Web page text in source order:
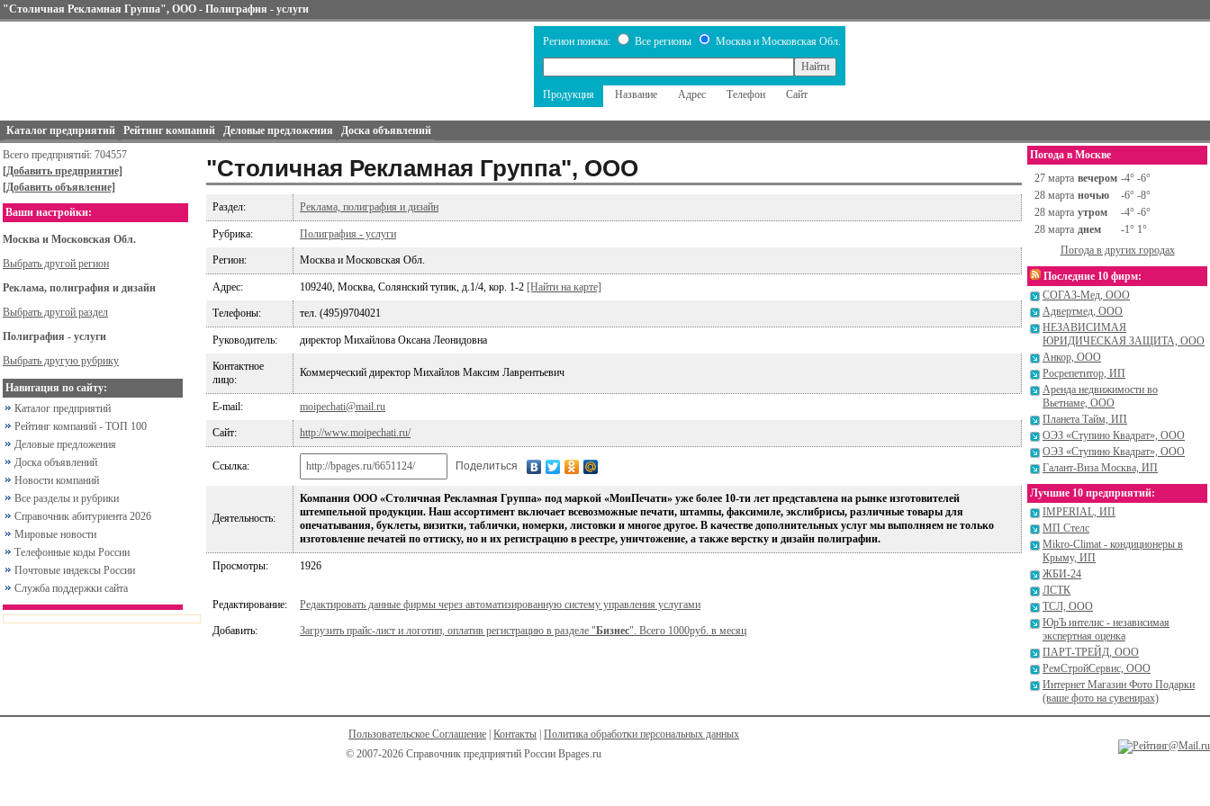
"Столичная Рекламная Группа", ООО - Полиграфия - услуги
Регион поиска: Все регионы Москва и Московская Обл.
Продукция Название Адрес Телефон Сайт
Каталог предприятий Рейтинг компаний Деловые предложения
Доска объявлений
Всего предприятий: 704557
[Добавить предприятие]
[Добавить объявление]
Ваши настройки:
Москва и Московская Обл.
Выбрать другой регион
Реклама, полиграфия и дизайн
Выбрать другой раздел
Полиграфия - услуги
Выбрать другую рубрику
Навигация по сайту:
Каталог предприятий
Рейтинг компаний - ТОП 100
Деловые предложения
Доска объявлений
Новости компаний
Все разделы и рубрики
Справочник абитуриента 2026
Мировые новости
Телефонные коды России
Почтовые индексы России
Служба поддержки сайта
"Столичная Рекламная Группа", ООО
Раздел: Реклама, полиграфия и дизайн
Рубрика: Полиграфия - услуги
Регион: Москва и Московская Обл.
Адрес: 109240, Москва, Солянский тупик, д.1/4, кор. 1-2 [Найти на карте]
Телефоны: тел. (495)9704021
Руководитель: директор Михайлова Оксана Леонидовна
Контактное
лицо:
Коммерческий директор Михайлов Максим Лаврентьевич
E-mail: moipechati@mail.ru
Сайт: http://www.moipechati.ru/
Ссылка: Поделиться
Деятельность:
Компания ООО «Столичная Рекламная Группа» под маркой «МоиПечати» уже более 10-ти лет представлена на рынке изготовителей
штемпельной продукции. Наш ассортимент включает всевозможные печати, штампы, факсимиле, экслибрисы, различные товары для
опечатывания, буклеты, визитки, таблички, номерки, листовки и многое другое. В качестве дополнительных услуг мы выполняем не только
изготовление печатей по оттиску, но и их регистрацию в реестре, уничтожение, а также верстку и дизайн полиграфии.
Просмотры: 1926
Редактирование: Редактировать данные фирмы через автоматизированную систему управления услугами
Добавить: Загрузить прайс-лист и логотип, оплатив регистрацию в разделе "Бизнес". Всего 1000руб. в месяц
Погода в Москве
27 марта вечером -4° -6°
28 марта ночью
-6° -8°
28 марта утром
-4° -6°
28 марта днем
-1° 1°
Погода в других городах
Последние 10 фирм:
СОГАЗ-Мед, ООО
Адвертмед, ООО
НЕЗАВИСИМАЯ
ЮРИДИЧЕСКАЯ ЗАЩИТА, ООО
Анкор, ООО
Росрепетитор, ИП
Аренда недвижимости во
Вьетнаме, ООО
Планета Тайм, ИП
ОЭЗ «Ступино Квадрат», ООО
ОЭЗ «Ступино Квадрат», ООО
Галант-Виза Москва, ИП
Лучшие 10 предприятий:
IMPERIAL, ИП
МП Стелс
Mikro-Climat - кондиционеры в
Крыму, ИП
ЖБИ-24
ЛСТК
ТСЛ, ООО
ЮрЪ интелис - независимая
экспертная оценка
ПАРТ-ТРЕЙД, ООО
РемСтройСервис, ООО
Интернет Магазин Фото Подарки
(ваше фото на сувенирах)
Пользовательское Соглашение Контакты Политика обработки персональных данных
© 2007-2026 Справочник предприятий России Bpages.ru